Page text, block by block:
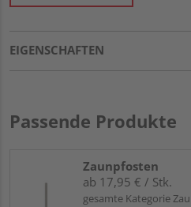
Verbindungen aus Edelstahl
EIGENSCHAFTEN
Passende Produkte
Zaunpfosten
ab 17,95 € / Stk.
gesamte Kategorie